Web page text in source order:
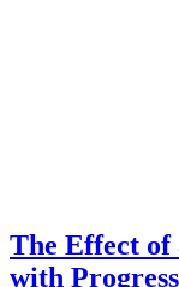
The Effect
with